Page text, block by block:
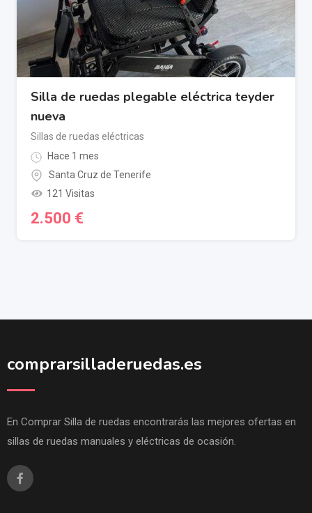
Silla de ruedas plegable eléctrica teyder
nueva
Sillas de ruedas eléctricas
Hace 1 mes
Santa Cruz de Tenerife
121 Visitas
2.500 €
comprarsilladeruedas.es
En Comprar Silla de ruedas encontrarás las mejores ofertas en
sillas de ruedas manuales y eléctricas de ocasión.